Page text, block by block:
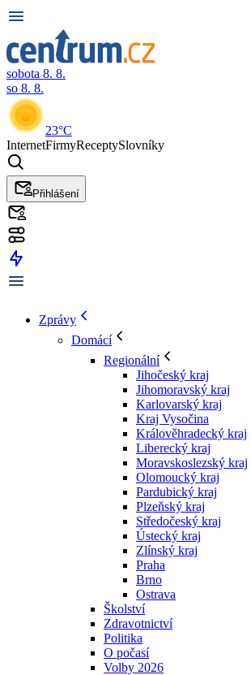
sobota 8. 8.
so 8. 8.
23°C
InternetFirmyReceptySlovníky
Přihlášení
Zprávy
Domácí
Regionální
Jihočeský kraj
Jihomoravský kraj
Karlovarský kraj
Kraj Vysočina
Králověhradecký kraj
Liberecký kraj
Moravskoslezský kraj
Olomoucký kraj
Pardubický kraj
Plzeňský kraj
Středočeský kraj
Ústecký kraj
Zlínský kraj
Praha
Brno
Ostrava
Školství
Zdravotnictví
Politika
O počasí
Volby 2026